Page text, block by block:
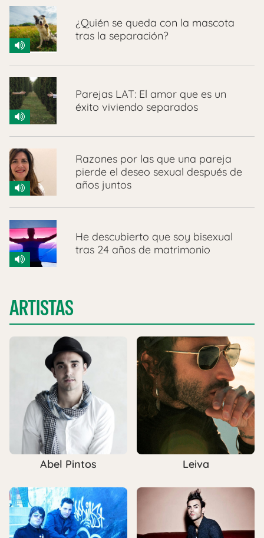
¿Quién se queda con la mascota
tras la separación?
Parejas LAT: El amor que es un
éxito viviendo separados
Razones por las que una pareja
pierde el deseo sexual después de
años juntos
He descubierto que soy bisexual
tras 24 años de matrimonio
ARTISTAS
Abel Pintos Leiva